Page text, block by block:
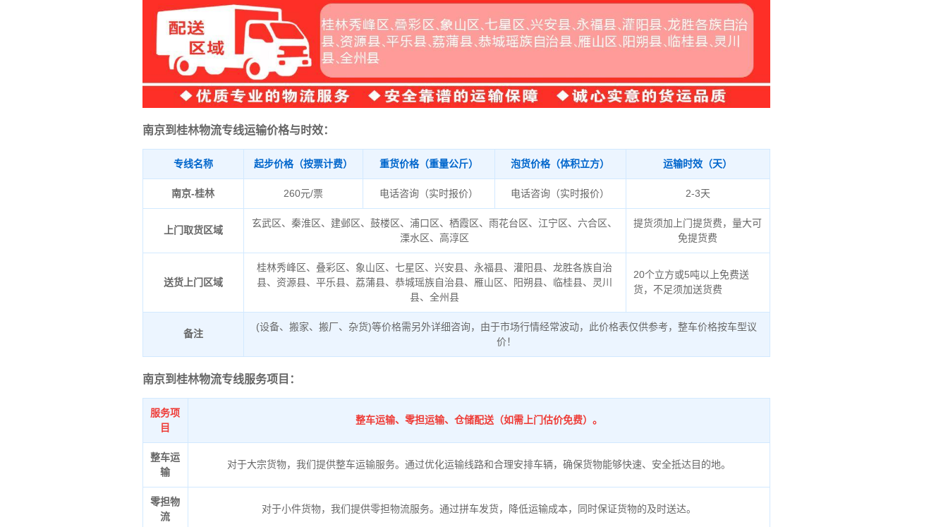
南京到桂林物流专线运输价格与时效：
专线名称 起步价格（按票计费） 重货价格（重量公斤） 泡货价格（体积立方） 运输时效（天）
南京-桂林 260元/票 电话咨询（实时报价） 电话咨询（实时报价） 2-3天
上门取货区域
玄武区、秦淮区、建邺区、鼓楼区、浦口区、栖霞区、雨花台区、江宁区、六合区、
溧水区、高淳区
提货须加上门提货费，量大可
免提货费
送货上门区域
桂林秀峰区、叠彩区、象山区、七星区、兴安县、永福县、灌阳县、龙胜各族自治
县、资源县、平乐县、荔蒲县、恭城瑶族自治县、雁山区、阳朔县、临桂县、灵川
县、全州县
20个立方或5吨以上免费送
货，不足须加送货费
备注
(设备、搬家、搬厂、杂货)等价格需另外详细咨询，由于市场行情经常波动，此价格表仅供参考，整车价格按车型议
价！
南京到桂林物流专线服务项目：
服务项
目
整车运输、零担运输、仓储配送（如需上门估价免费）。
整车运
输
对于大宗货物，我们提供整车运输服务。通过优化运输线路和合理安排车辆，确保货物能够快速、安全抵达目的地。
零担物
流
对于小件货物，我们提供零担物流服务。通过拼车发货，降低运输成本，同时保证货物的及时送达。